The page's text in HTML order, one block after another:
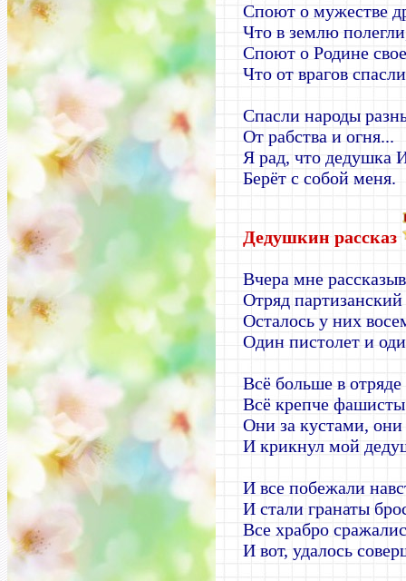
Споют о мужестве
Что в землю
Споют о Родине
Что от врагов
Спасли народы
От рабства и огня...
Я рад, что дедушка
Берёт с собой меня.
Дедушкин рассказ
Вчера мне
Отряд
Осталось у них
Один пистолет и
Всё больше в
Всё крепче
Они за кустами,
И крикнул мой
И все побежали
И стали гранаты
Все храбро
И вот, удалось